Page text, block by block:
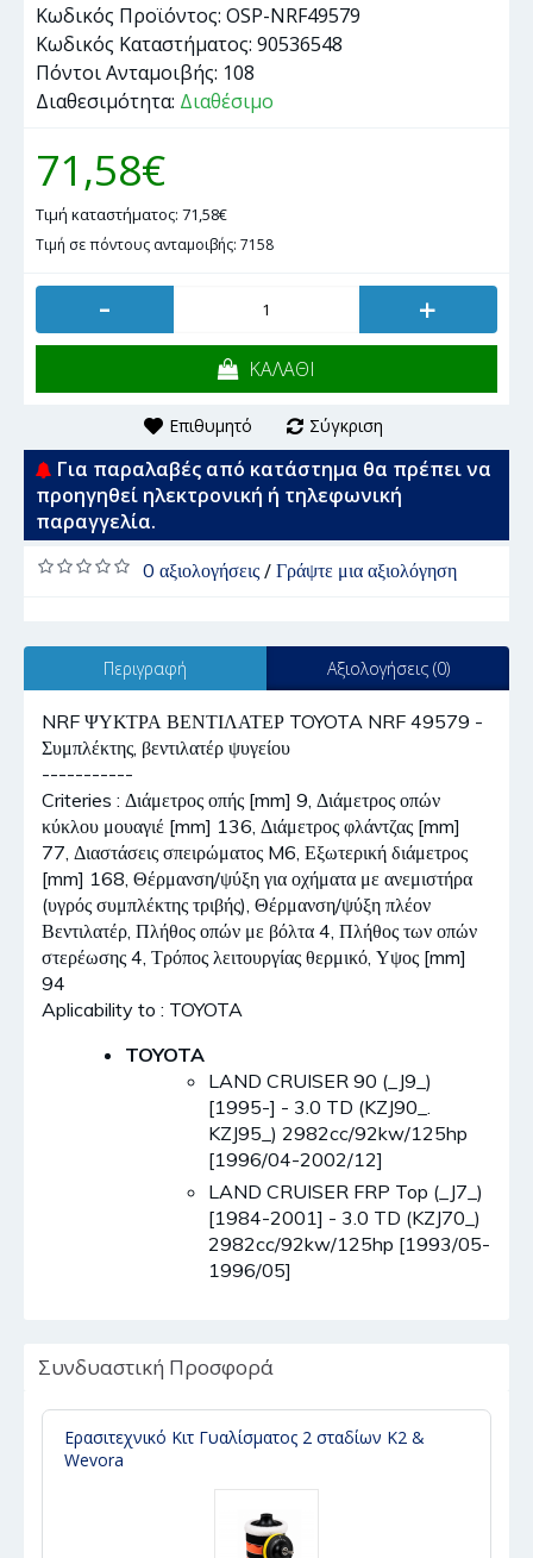
Κωδικός Προϊόντος: OSP-NRF49579
Κωδικός Καταστήματος: 90536548
Πόντοι Ανταμοιβής: 108
Διαθεσιμότητα: Διαθέσιμο
71,58€
Τιμή καταστήματος: 71,58€
Τιμή σε πόντους ανταμοιβής: 7158
- +
ΚΑΛΑΘΙ
Επιθυμητό Σύγκριση
Για παραλαβές από κατάστημα θα πρέπει να
προηγηθεί ηλεκτρονική ή τηλεφωνική
παραγγελία.
0 αξιολογήσεις/ Γράψτε μια αξιολόγηση
Περιγραφή Αξιολογήσεις (0)
NRF ΨΥΚΤΡΑ ΒΕΝΤΙΛΑΤΕΡ TOYOTA NRF 49579 -
Συμπλέκτης, βεντιλατέρ ψυγείου
-----------
Criteries : Διάμετρος οπής [mm] 9, Διάμετρος οπών
κύκλου μουαγιέ [mm] 136, Διάμετρος φλάντζας [mm]
77, Διαστάσεις σπειρώματος M6, Εξωτερική διάμετρος
[mm] 168, Θέρμανση/ψύξη για οχήματα με ανεμιστήρα
(υγρός συμπλέκτης τριβής), Θέρμανση/ψύξη πλέον
Βεντιλατέρ, Πλήθος οπών με βόλτα 4, Πλήθος των οπών
στερέωσης 4, Τρόπος λειτουργίας θερμικό, Υψος [mm]
94
Aplicability to : TOYOTA
TOYOTA
LAND CRUISER 90 (_J9_)
[1995-] - 3.0 TD (KZJ90_.
KZJ95_) 2982cc/92kw/125hp
[1996/04-2002/12]
LAND CRUISER FRP Top (_J7_)
[1984-2001] - 3.0 TD (KZJ70_)
2982cc/92kw/125hp [1993/05-
1996/05]
Συνδυαστική Προσφορά
Ερασιτεχνικό Κιτ Γυαλίσματος 2 σταδίων K2 &
Wevora